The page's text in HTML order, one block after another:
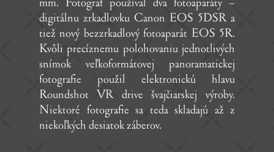
digitálnu zrkadlovku Canon EOS 5DSR a
tiež nový bezzrkadlový fotoaparát EOS 5R.
Kvôli precíznemu polohovaniu jednotlivých
snímok veľkoformátovej panoramatickej
fotografie použil elektronickú hlavu
Roundshot VR drive švajčiarskej výroby.
Niektoré fotografie sa teda skladajú až z
niekoľkých desiatok záberov.